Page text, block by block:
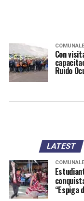
Con
Ruido
LATEST
“Espiga